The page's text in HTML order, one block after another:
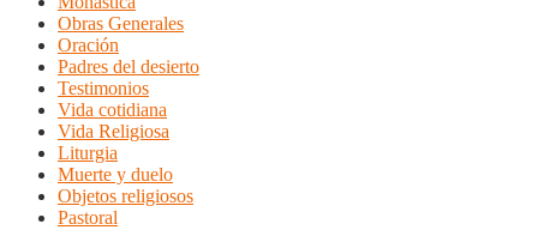
Obras Generales
Oración
Padres del desierto
Testimonios
Vida cotidiana
Vida Religiosa
Liturgia
Muerte y duelo
Objetos religiosos
Pastoral